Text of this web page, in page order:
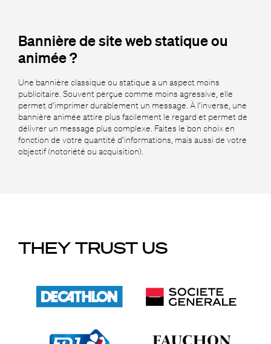
Bannière de site web statique ou
animée ?
Une bannière classique ou statique a un aspect moins
publicitaire. Souvent perçue comme moins agressive, elle
permet d’imprimer durablement un message. À l’inverse, une
bannière animée attire plus facilement le regard et permet de
délivrer un message plus complexe. Faites le bon choix en
fonction de votre quantité d’informations, mais aussi de votre
objectif (notoriété ou acquisition).
THEY TRUST US